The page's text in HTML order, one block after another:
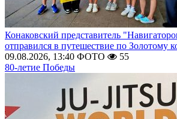
Конаковский представитель
отправился в путешествие по Золотому
09.08.2026, 13:40 ФОТО
55
80-летие Победы